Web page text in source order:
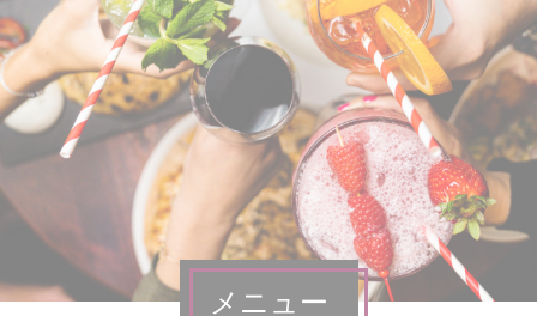
メニュー